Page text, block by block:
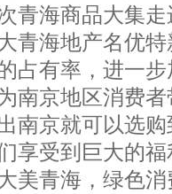
青海商品大集
青海地产名优
占有率，进一
南京地区消费
南京就可以选
享受到巨大的福
青海，绿色消